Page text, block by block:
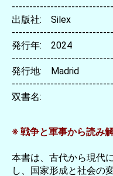
出版社: Silex
発行年: 2024
発行地: Madrid
双書名:
※ 戦争と軍事から読み
本書は、古代から現代
し、国家形成と社会の